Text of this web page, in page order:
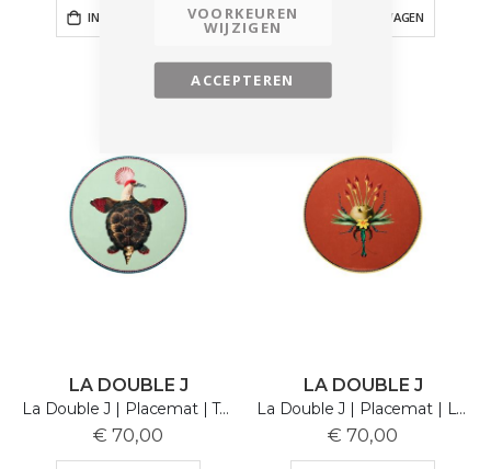
ACCEPTEREN
VOORKEUREN
WIJZIGEN
IN WINKELWAGEN IN WINKELWAGEN
LA DOUBLE J
La Double J | Placemat | Turtlair
€ 70,00
LA DOUBLE J
La Double J | Placemat | Leafbug
€ 70,00